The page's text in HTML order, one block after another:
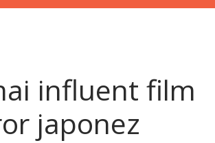
influent film
japonez